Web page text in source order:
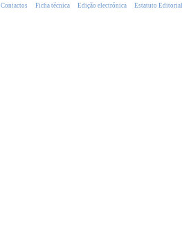
Contactos Ficha técnica Edição electrónica Estatuto Editorial